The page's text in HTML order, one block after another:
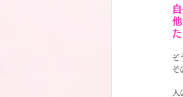
他
そ
そ
人